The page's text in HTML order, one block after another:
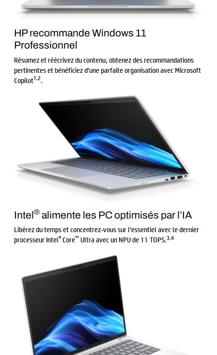
HP recommande Windows 11
Professionnel
Résumez et réécrivez du contenu, obtenez des recommandations
pertinentes et bénéficiez d’une parfaite organisation avec Microsoft
Copilot1,2.
Intel ® alimente les PC optimisés par l’IA
Libérez du temps et concentrez-vous sur l’essentiel avec le dernier
processeur Intel®Core™ Ultra avec un NPU de 11 TOPS.3,4